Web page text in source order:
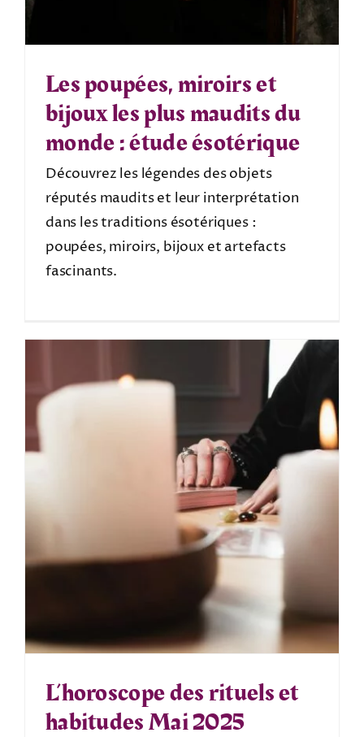
Les poupées, miroirs et
bijoux les plus maudits du
monde : étude ésotérique
Découvrez les légendes des objets
réputés maudits et leur interprétation
dans les traditions ésotériques :
poupées, miroirs, bijoux et artefacts
fascinants.
L’horoscope des rituels et
habitudes Mai 2025